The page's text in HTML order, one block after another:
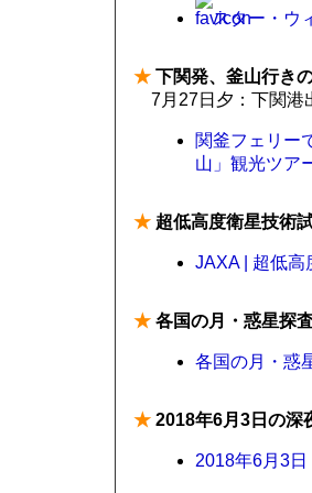
スター・ウ
★ 下関発、釜山行き
7月27日夕：下関港
関釜フェリー
山」観光ツア
★ 超低高度衛星技術
JAXA | 超低高
★ 各国の月・惑星探
各国の月・惑
★ 2018年6月3日の深
2018年6月3